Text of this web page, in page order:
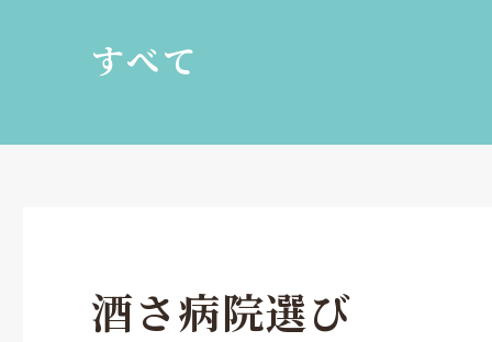
すべて
酒さ病院選び